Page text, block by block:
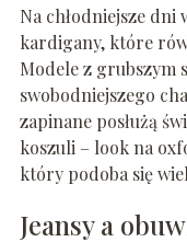
Na chłodniejsze
kardigany, które
Modele z grubszym
swobodniejszego
zapinane posłużą
koszuli – look na
który podoba się
Jeansy a